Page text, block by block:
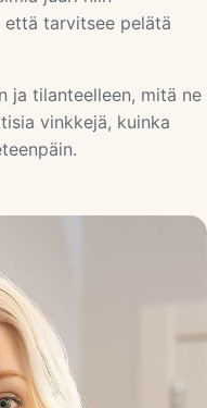
että tarvitsee pelätä
ja tilanteelleen, mitä ne
vinkkejä, kuinka